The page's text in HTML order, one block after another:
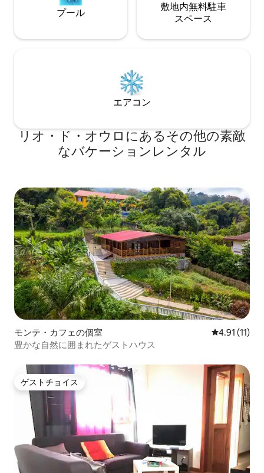
プール
敷地内無料駐⁠車
ス⁠ペ⁠ー⁠ス
エアコン
リオ・ド・オウロにあるその他の素敵
なバケーションレンタル
モンテ・カフェの個室 レビュー11
4.91 (11)
豊かな自然に囲まれたゲストハウス
ゲストチョイス
ゲストチョイス